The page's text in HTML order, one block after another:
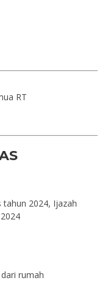
RT
tahun 2024, Ijazah
rumah